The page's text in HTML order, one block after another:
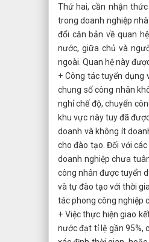
Thứ hai, cần nhận
trong doanh nghiệp
đổi căn bản về quan
nước, giữa chủ và
ngoài. Quan hệ này
+ Công tác tuyển dụng
chung số công nhân
nghỉ chế độ, chuyển
khu vực này tuy đã
doanh và không ít
cho đào tạo. Đối với
doanh nghiệp chưa
công nhân được tuyển
và tự đào tạo với thời
tác phong công nghiệp
+ Việc thực hiện giao
nước đạt tỉ lệ gần 95%,